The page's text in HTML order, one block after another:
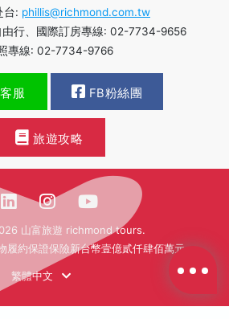
台: phillis@richmond.com.tw
由行、國際訂房專線: 02-7734-9656
專線: 02-7734-9766
服 FB粉絲團
旅遊攻略
山富旅遊 richmond tours.
履約保證保險新台幣壹億貳仟肆佰萬元
繁體中文